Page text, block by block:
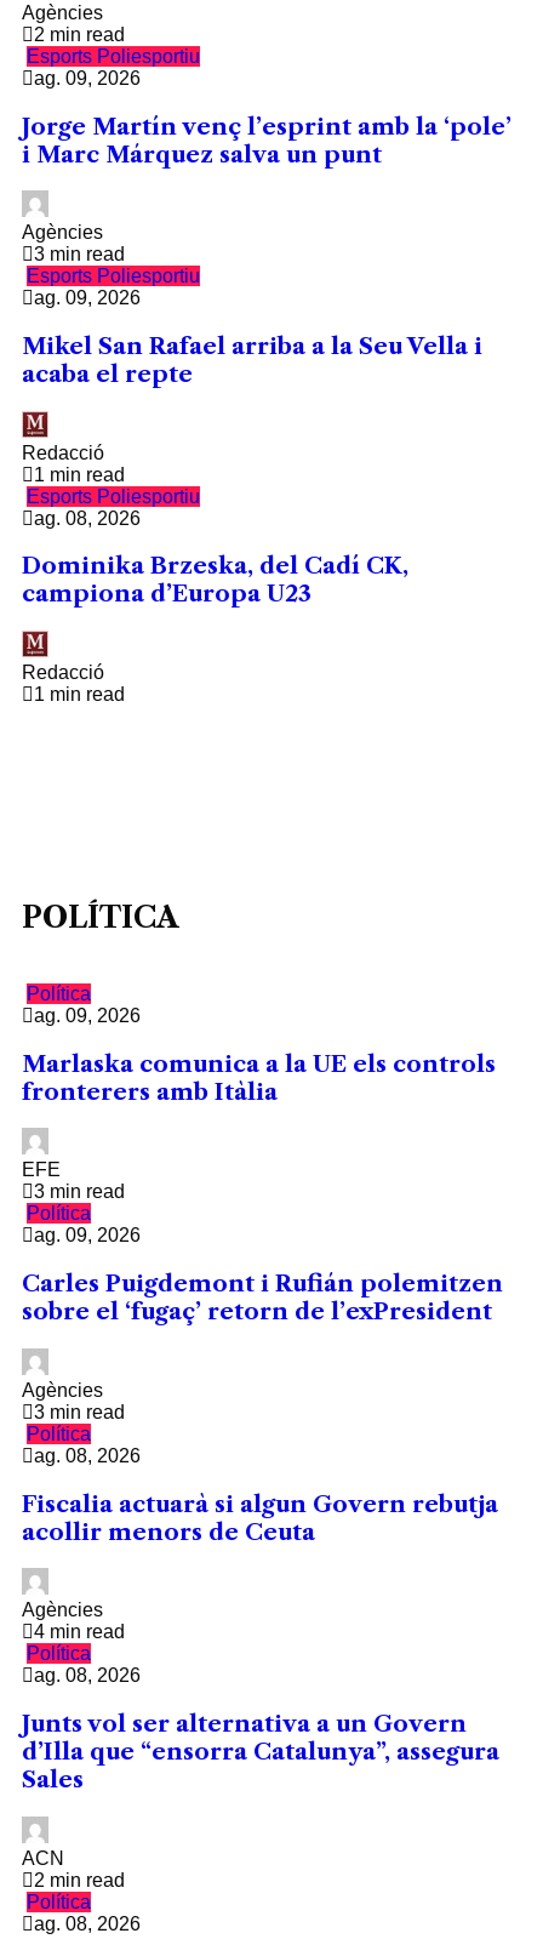
Agències
2 min read
Esports Poliesportiu
ag. 09, 2026
Jorge Martín venç l’esprint amb la ‘pole’
i Marc Márquez salva un punt
Agències
3 min read
Esports Poliesportiu
ag. 09, 2026
Mikel San Rafael arriba a la Seu Vella i
acaba el repte
Redacció
1 min read
Esports Poliesportiu
ag. 08, 2026
Dominika Brzeska, del Cadí CK,
campiona d’Europa U23
Redacció
1 min read
POLÍTICA
Política
ag. 09, 2026
Marlaska comunica a la UE els controls
fronterers amb Itàlia
EFE
3 min read
Política
ag. 09, 2026
Carles Puigdemont i Rufián polemitzen
sobre el ‘fugaç’ retorn de l’exPresident
Agències
3 min read
Política
ag. 08, 2026
Fiscalia actuarà si algun Govern rebutja
acollir menors de Ceuta
Agències
4 min read
Política
ag. 08, 2026
Junts vol ser alternativa a un Govern
d’Illa que “ensorra Catalunya”, assegura
Sales
ACN
2 min read
Política
ag. 08, 2026